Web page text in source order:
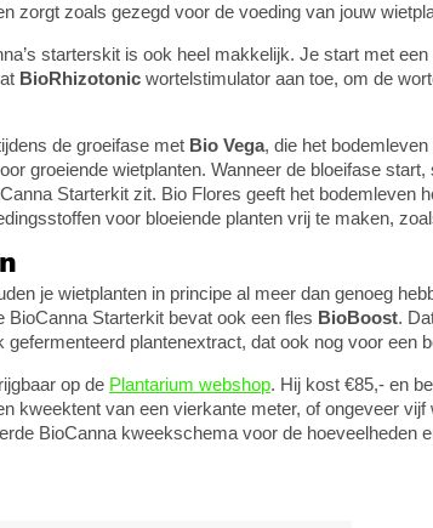
zorgt zoals gezegd voor de voeding van jouw
starterskit is ook heel makkelijk. Je start met
BioRhizotonic wortelstimulator aan toe, om de
de groeifase met Bio Vega, die het
groeiende wietplanten. Wanneer de bloeifase
Starterkit zit. Bio Flores geeft het bodemleven
voor bloeiende planten vrij te maken,
je wietplanten in principe al meer dan genoeg
BioCanna Starterkit bevat ook een fles BioBoost.
gefermenteerd plantenextract, dat ook nog voor een
op de Plantarium webshop. Hij kost €85,- en
kweektent van een vierkante meter, of ongeveer vijf
BioCanna kweekschema voor de hoeveelheden